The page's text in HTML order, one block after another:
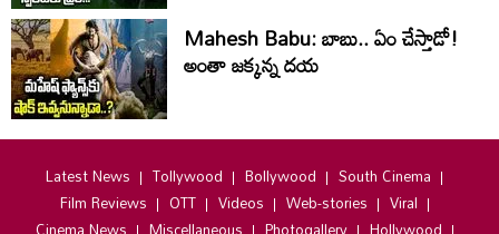
Mahesh Babu: బాబు.. ఏం చేస్తాడో!
అంతా జ‌క్క‌న్న ద‌య‌
Latest News Tollywood Bollywood
South Cinema
Film Reviews
OTT Videos Web-stories
Viral